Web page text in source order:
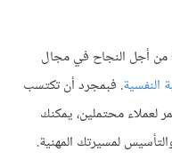
من أجل النجاح في مجال
النفسية. فبمجرد أن تكتسب
لعملاء محتملين، يمكنك
لمسيرتك المهنية.